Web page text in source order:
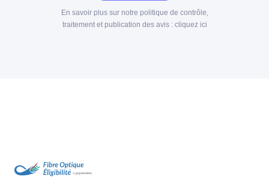
En savoir plus sur notre politique de contrôle,
traitement et publication des avis : cliquez ici